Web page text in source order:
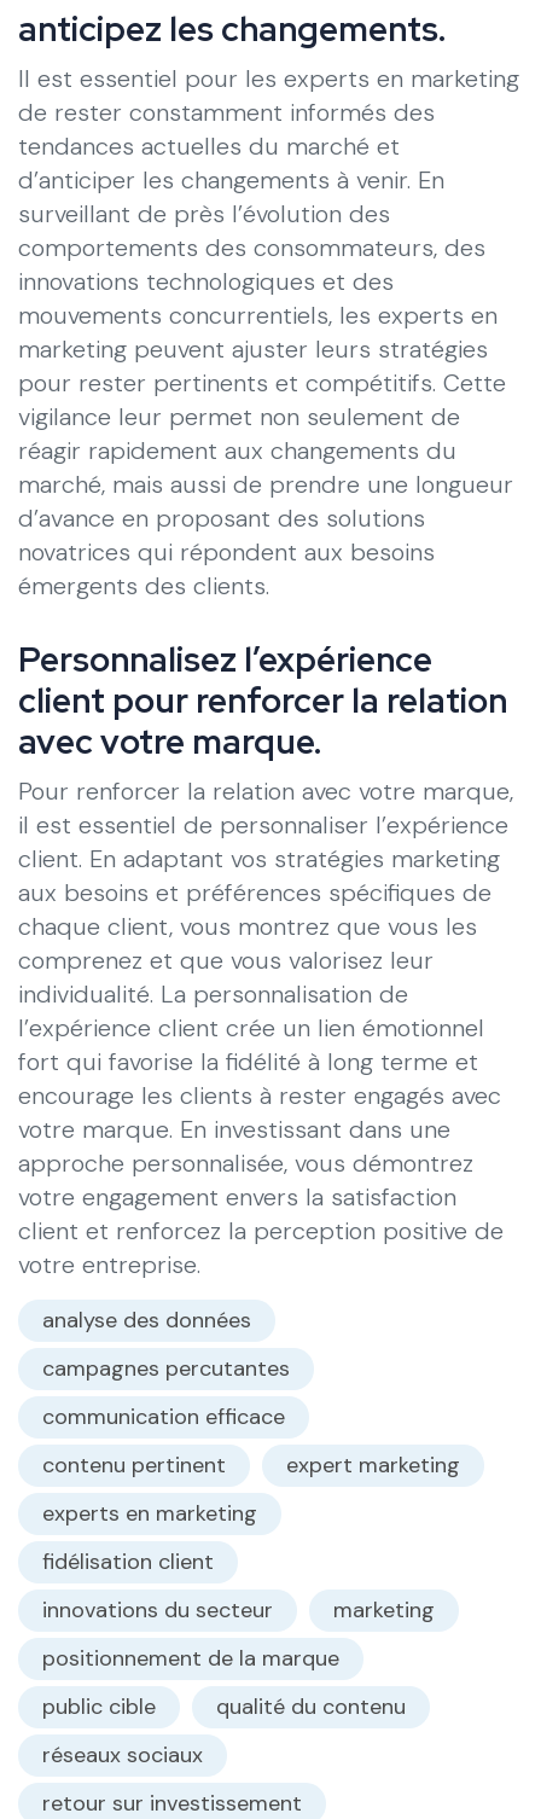
anticipez les changements.
Il est essentiel pour les experts en marketing
de rester constamment informés des
tendances actuelles du marché et
d’anticiper les changements à venir. En
surveillant de près l’évolution des
comportements des consommateurs, des
innovations technologiques et des
mouvements concurrentiels, les experts en
marketing peuvent ajuster leurs stratégies
pour rester pertinents et compétitifs. Cette
vigilance leur permet non seulement de
réagir rapidement aux changements du
marché, mais aussi de prendre une longueur
d’avance en proposant des solutions
novatrices qui répondent aux besoins
émergents des clients.
Personnalisez l’expérience
client pour renforcer la relation
avec votre marque.
Pour renforcer la relation avec votre marque,
il est essentiel de personnaliser l’expérience
client. En adaptant vos stratégies marketing
aux besoins et préférences spécifiques de
chaque client, vous montrez que vous les
comprenez et que vous valorisez leur
individualité. La personnalisation de
l’expérience client crée un lien émotionnel
fort qui favorise la fidélité à long terme et
encourage les clients à rester engagés avec
votre marque. En investissant dans une
approche personnalisée, vous démontrez
votre engagement envers la satisfaction
client et renforcez la perception positive de
votre entreprise.
analyse des données
campagnes percutantes
communication efficace
contenu pertinent
expert marketing
experts en marketing
fidélisation client
innovations du secteur
marketing
positionnement de la marque
public cible
qualité du contenu
réseaux sociaux
retour sur investissement